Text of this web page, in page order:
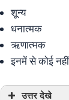
शून्य
धनात्मक
ऋणात्मक
इनमें से कोई
उत्तर देखे